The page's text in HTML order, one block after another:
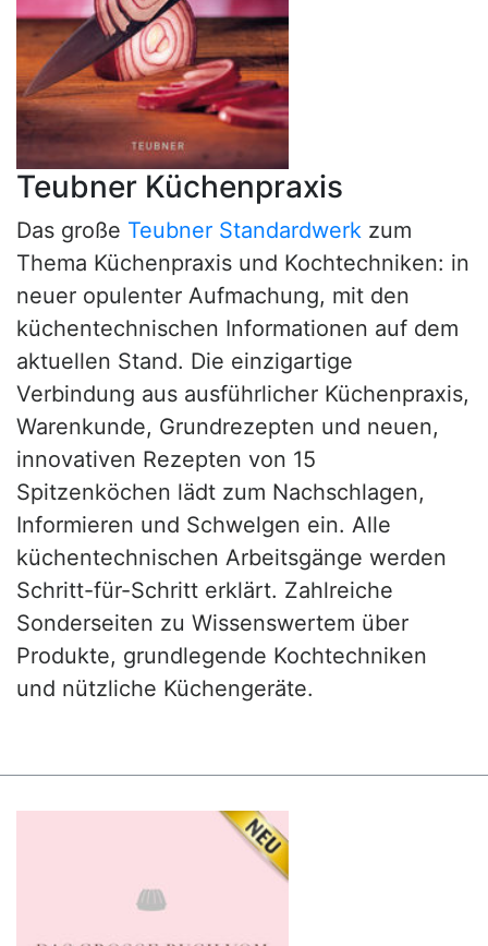
Teubner Küchenpraxis
Das große Teubner Standardwerk zum
Thema Küchenpraxis und Kochtechniken: in
neuer opulenter Aufmachung, mit den
küchentechnischen Informationen auf dem
aktuellen Stand. Die einzigartige
Verbindung aus ausführlicher Küchenpraxis,
Warenkunde, Grundrezepten und neuen,
innovativen Rezepten von 15
Spitzenköchen lädt zum Nachschlagen,
Informieren und Schwelgen ein. Alle
küchentechnischen Arbeitsgänge werden
Schritt-für-Schritt erklärt. Zahlreiche
Sonderseiten zu Wissenswertem über
Produkte, grundlegende Kochtechniken
und nützliche Küchengeräte.